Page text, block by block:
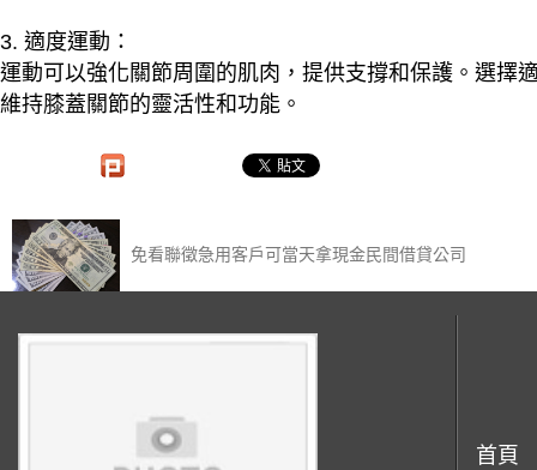
3. 適度運動：
運動可以強化關節周圍的肌肉，提供支撐和保護。選擇
維持膝蓋關節的靈活性和功能。
免看聯徵急用客戶可當天拿現金民間借貸公司
首頁